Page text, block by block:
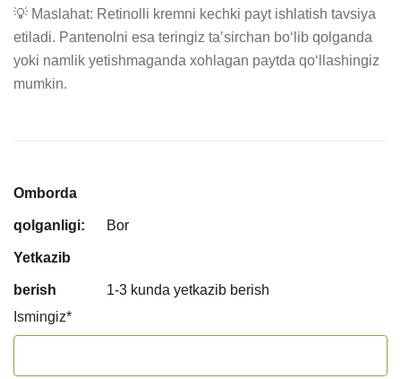
💡 Maslahat: Retinolli kremni kechki payt ishlatish tavsiya
etiladi. Pantenolni esa teringiz taʼsirchan boʻlib qolganda
yoki namlik yetishmaganda xohlagan paytda qoʻllashingiz
mumkin.
Omborda
qolganligi: Bor
Yetkazib
berish
1-3 kunda yetkazib berish
Ismingiz*